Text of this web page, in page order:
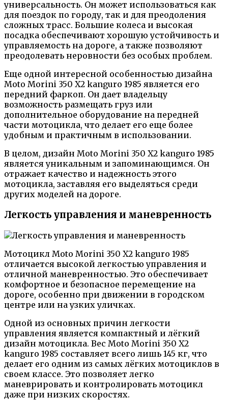
универсальность. Он может использоваться как
для поездок по городу, так и для преодоления
сложных трасс. Большие колеса и высокая
посадка обеспечивают хорошую устойчивость и
управляемость на дороге, а также позволяют
преодолевать неровности без особых проблем.
Еще одной интересной особенностью дизайна
Moto Morini 350 X2 kanguro 1985 является его
передний фаркоп. Он дает владельцу
возможность размещать груз или
дополнительное оборудование на передней
части мотоцикла, что делает его еще более
удобным и практичным в использовании.
В целом, дизайн Moto Morini 350 X2 kanguro 1985
является уникальным и запоминающимся. Он
отражает качество и надежность этого
мотоцикла, заставляя его выделяться среди
других моделей на дороге.
Легкость управления и маневренность
Мотоцикл Moto Morini 350 X2 kanguro 1985
отличается высокой легкостью управления и
отличной маневренностью. Это обеспечивает
комфортное и безопасное перемещение на
дороге, особенно при движении в городском
центре или на узких уличках.
Одной из основных причин легкости
управления является компактный и лёгкий
дизайн мотоцикла. Вес Moto Morini 350 X2
kanguro 1985 составляет всего лишь 145 кг, что
делает его одним из самых лёгких мотоциклов в
своем классе. Это позволяет легко
маневрировать и контролировать мотоцикл
даже при низких скоростях.